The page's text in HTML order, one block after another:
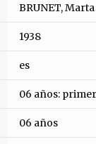
BRUNET, Marta
1938
es
06 años:
06 años